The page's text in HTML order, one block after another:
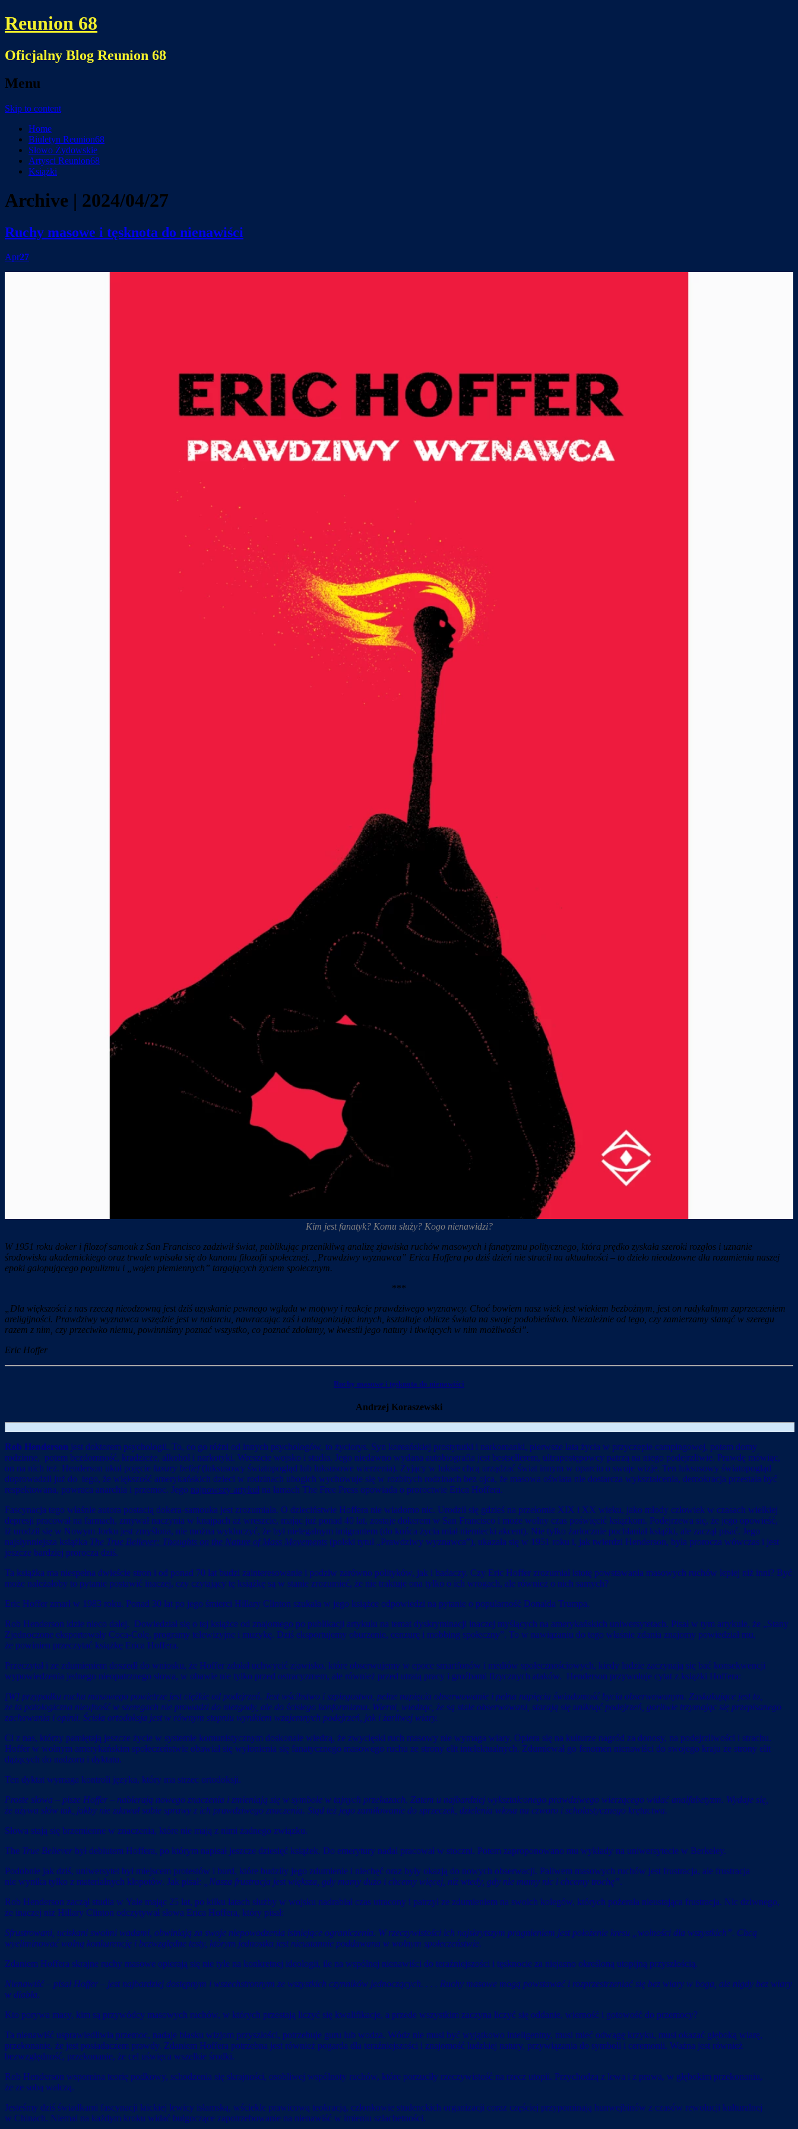
Reunion 68
Oficjalny Blog Reunion 68
Menu
Skip to content
Home
Biuletyn Reunion68
Słowo Żydowskie
Artysci Reunion68
Książki
Archive | 2024/04/27
Ruchy masowe i tęsknota do nienawiści
Apr27
Kim jest fanatyk? Komu służy? Kogo nienawidzi?
W 1951 roku doker i filozof samouk z San Francisco zadziwił świat, publikując przenikliwą analizę zjawiska ruchów masowych i fanatyzmu politycznego, która prędko zyskała szeroki rozgłos i uznanie
środowiska akademickiego oraz trwale wpisała się do kanonu filozofii społecznej. „Prawdziwy wyznawca” Erica Hoffera po dziś dzień nie stracił na aktualności – to dzieło nieodzowne dla rozumienia naszej
epoki galopującego populizmu i „wojen plemiennych” targających życiem społecznym.
***
„Dla większości z nas rzeczą nieodzowną jest dziś uzyskanie pewnego wglądu w motywy i reakcje prawdziwego wyznawcy. Choć bowiem nasz wiek jest wiekiem bezbożnym, jest on radykalnym zaprzeczeniem
areligijności. Prawdziwy wyznawca wszędzie jest w natarciu, nawracając zaś i antagonizując innych, kształtuje oblicze świata na swoje podobieństwo. Niezależnie od tego, czy zamierzamy stanąć w szeregu
razem z nim, czy przeciwko niemu, powinniśmy poznać wszystko, co poznać zdołamy, w kwestii jego natury i tkwiących w nim możliwości”.
Eric Hoffer
Ruchy masowe i tęsknota do nienawiści
Andrzej Koraszewski
Rob Henderson jest doktorem psychologii. To, co go różni od innych psychologów, to życiorys. Syn koreańskiej prostytutki i narkomanki, pierwsze lata życia w przyczepie campingowej, potem domy
rodzinne, potem bezdomność, kradzieże, alkohol i narkotyki. Wreszcie wojsko i studia. Jego niedawno wydana autobiografia jest bestsellerem, ultrapostępowcy patrzą na niego podejrzliwie. Prawdę mówiąc,
on na nich też. Henderson ukuł pojęcie luxury belief(luksusowy światopogląd lub luksusowe wierzenia). Żyjący w luksie chcą urządzać świat innym w oparciu o swoje wizje. Ten luksusowy światopogląd
doprowadził już do tego, że większość amerykańskich dzieci w rodzinach ubogich wychowuje się w rozbitych rodzinach bez ojca, że masowa oświata nie dostarcza wykształcenia, demokracja przestała być
respektowana, powraca anarchia i przemoc. Jego najnowszy artykuł na łamach The Free Press opowiada o proroctwie Erica Hoffera.
Fascynacja tego właśnie autora postacią dokera-samouka jest zrozumiała. O dzieciństwie Hoffera nie wiadomo nic. Urodził się gdzieś na przełomie XIX i XX wieku, jako młody człowiek w czasach wielkiej
depresji pracował na farmach, zmywał naczynia w knajpach aż wreszcie, mając już ponad 40 lat, zostaje dokerem w San Francisco i może wolny czas poświęcić książkom. Podejrzewa się, że jego opowieść,
iż urodził się w Nowym Jorku jest zmyślona, nie można wykluczyć, że był nielegalnym imigrantem (do końca życia miał niemiecki akcent). Nie tylko żarłocznie pochłaniał książki, ale zaczął pisać. Jego
najsłynniejsza książka The True Believer: Thoughts on the Nature of Mass Movements (polski tytuł „Prawdziwy wyznawca”), ukazała się w 1951 roku i, jak twierdzi Henderson, była prorocza wówczas i jest
jeszcze bardziej prorocza dziś.
Ta książka ma niespełna dwieście stron i od ponad 70 lat budzi zainteresowanie i podziw zarówno polityków, jak i badaczy. Czy Eric Hoffer zrozumiał istotę powstawania masowych ruchów lepiej niż inni? Być
może należałoby to pytanie postawić inaczej, czy czytający tę książkę są w stanie zrozumieć, że nie traktuje ona tylko o ich wrogach, ale również o nich samych?
Eric Hoffer zmarł w 1983 roku. Ponad 30 lat po jego śmierci Hillary Clinton szukała w jego książce odpowiedzi na pytanie o popularność Donalda Trumpa.
Rob Henderson idzie nieco dalej. Dowiedział się o tej książce od znajomego po publikacji artykułu na temat dyskryminacji inaczej myślących na amerykańskich uniwersytetach. Pisał w tym artykule, że „Stany
Zjednoczone eksportowały Coca-Colę, programy telewizyjne i muzykę. Dziś eksportujemy oburzenie, cenzurę i mobbing społeczny”. To w nawiązaniu do tego właśnie zdania znajomy powiedział mu,
że powinien przeczytać książkę Erica Hoffera.
Przeczytał i ze zdumieniem doszedł do wniosku, że Hoffer zdołał uchwycić zjawisko, które obserwujemy w epoce smartfonów i mediów społecznościowych, kiedy ludzie zaczynają się bać konsekwencji
wypowiedzenia jednego nieopatrznego słowa, w obawie nie tylko przed ostracyzmem, ale również przed utratą pracy i groźbami fizycznych ataków. Henderson przywołuje cytat z książki Hoffera:
[W] przypadku ruchu masowego powietrze jest ciężkie od podejrzeń. Jest wścibstwo i szpiegostwo, pełne napięcia obserwowanie i pełna napięcia świadomość bycia obserwowanym. Zaskakujące jest to,
że ta patologiczna nieufność w szeregach nie prowadzi do niezgody, ale do ścisłego konformizmu. Wierni, wiedząc, że są stale obserwowani, starają się uniknąć podejrzeń, gorliwie trzymając się przepisanego
zachowania i opinii. Ścisła ortodoksja jest w równym stopniu wynikiem wzajemnych podejrzeń, jak i żarliwej wiary.
Ci z nas, którzy pamiętają jeszcze życie w systemie komunistycznym doskonale wiedzą, że zwycięski ruch masowy nie wymaga wiary. Opiera się na kulturze nagród za donosy, na podejrzliwości i strachu.
Hoffer w wolnym amerykańskim społeczeństwie obawiał się wyłonienia się fanatycznego masowego ruchu ze strony elit intelektualnych. Zdumiewał go fenomen nienawiści do swojego kraju ze strony elit
dążących do nadzoru i dyktatu.
Ten dyktat wymaga kontroli języka, który ma strzec ortodoksji.
Proste słowa – pisze Hoffer – nabierają nowego znaczenia i zmieniają się w symbole w tajnych przekazach. Zatem u najbardziej wykształconego prawdziwego wierzącego widać analfabetyzm. Wydaje się,
że używa słów tak, jakby nie zdawał sobie sprawy z ich prawdziwego znaczenia. Stąd też jego zamiłowanie do sprzeczek, dzielenia włosa na czworo i scholastycznego krętactwa.
Słowa stają się brzemienne w znaczenia, które nie mają z nimi żadnego związku.
The True Believer był debiutem Hoffera, po którym napisał jeszcze dziesięć książek. Do emerytury nadal pracował w stoczni. Potem zaproponowano mu wykłady na uniwersytecie w Berkeley.
Podobnie jak dziś, uniwersytet był miejscem protestów i burd, które budziły jego zdumienie i niechęć oraz były okazją do nowych obserwacji. Paliwem masowych ruchów jest frustracja, ale frustracja
nie wynika tylko z materialnych kłopotów. Jak pisał: „Nasza frustracja jest większa, gdy mamy dużo i chcemy więcej, niż wtedy, gdy nie mamy nic i chcemy trochę”.
Rob Henderson zaczął studia w Yale mając 25 lat, po kilku latach służby w wojsku nadrabiał czas utracony i patrzył ze zdumieniem na swoich kolegów, których pożerała nieustająca frustracja. Nic dziwnego,
że inaczej niż Hillary Clinton odczytywał słowa Erica Hoffera, który pisał:
Sfrustrowani, uciskani swoimi wadami, obwiniają za swoje niepowodzenia istniejące ograniczenia. W rzeczywistości ich najskrytszym pragnieniem jest położenie kresu „wolności dla wszystkich”. Chcą
wyeliminować wolną konkurencję i bezwzględne testy, którym jednostka jest nieustannie poddawana w wolnym społeczeństwie.
Zdaniem Hoffera skrajne ruchy masowe opierają się nie tyle na konkretnej ideologii, ile na wspólnej nienawiści do teraźniejszości i tęsknocie za niejasno określoną utopijną przyszłością.
Nienawiść – pisał Hoffer – jest najbardziej dostępnym i wszechstronnym ze wszystkich czynników jednoczących. . . . Ruchy masowe mogą powstawać i rozprzestrzeniać się bez wiary w boga, ale nigdy bez wiary
w diabła.
Kto porywa masy, kim są przywódcy masowych ruchów, w których przestają liczyć się kwalifikacje, a przede wszystkim zaczyna liczyć się oddanie, wierność i gotowość do przemocy?
Ta nienawiść usprawiedliwia przemoc, nadaje blasku wizjom przyszłości, potrzebuje guru lub wodza. Wódz nie musi być wyjątkowo inteligentny, musi mieć odwagę krzyku, musi okazać głęboką wiarę,
przekonanie, że jest posiadaczem prawdy. Zdaniem Hoffera potrzebna jest również pogarda dla teraźniejszości i znajomość ludzkiej natury, przywiązania do symboli i ceremonii. Ważna jest również
bezwzględność, przekonanie, że cel uświęca wszelkie środki.
Rob Henderson wspomina teorię podkowy, schodzenia się skrajności, osobliwej wspólnoty ruchów, które porzuciły rzeczywistość na rzecz utopii. Przychodzą z lewa i z prawa, w głębokim przekonaniu,
że ze sobą walczą.
Jesteśmy dziś świadkami fascynacji laickiej lewicy islamską, wściekle prawicową teokracją, członkowie studenckich organizacji coraz częściej przypominają hunwejbinów z czasów rewolucji kulturalnej
w Chinach. Niemal na każdym kroku widać bulgoczące zapotrzebowanie na nienawiść w imieniu szlachetności.